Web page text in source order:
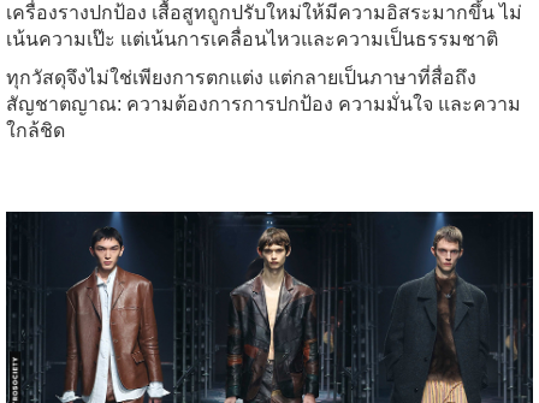
เครื่องรางปกป้อง เสื้อสูทถูกปรับใหม่ให้มีความอิสระมากขึ้น ไม่
เน้นความเป๊ะ แต่เน้นการเคลื่อนไหวและความเป็นธรรมชาติ
ทุกวัสดุจึงไม่ใช่เพียงการตกแต่ง แต่กลายเป็นภาษาที่สื่อถึง
สัญชาตญาณ: ความต้องการการปกป้อง ความมั่นใจ และความ
ใกล้ชิด